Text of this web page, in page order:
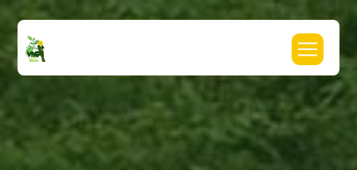
Panneau de gestion des cookies